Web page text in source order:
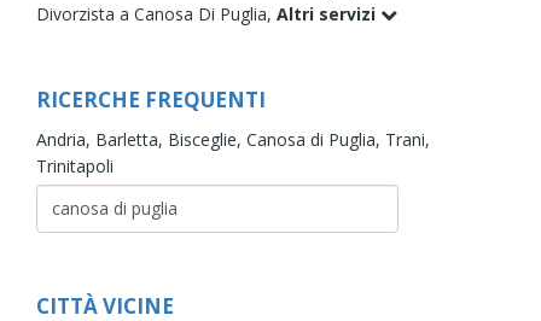
Divorzista a Canosa Di Puglia, Altri servizi
RICERCHE FREQUENTI
Andria, Barletta, Bisceglie, Canosa di Puglia, Trani,
Trinitapoli
CITTÀ VICINE